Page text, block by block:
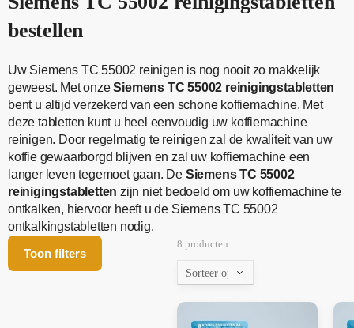
bestellen
Uw Siemens TC 55002 reinigen is nog nooit zo makkelijk
geweest. Met onzeSiemens TC 55002 reinigingstabletten
bent u altijd verzekerd van een schone koffiemachine. Met
deze tabletten kunt u heel eenvoudig uw koffiemachine
reinigen. Door regelmatig te reinigen zal de kwaliteit van uw
koffie gewaarborgd blijven en zal uw koffiemachine een
langer leven tegemoet gaan. De Siemens TC 55002
reinigingstabletten zijn niet bedoeld om uw koffiemachine te
ontkalken, hiervoor heeft u de Siemens TC 55002
ontkalkingstabletten nodig.
Toon filters
8 producten